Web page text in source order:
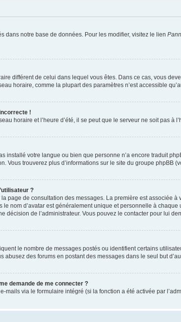
dans notre base de données. Pour les modifier, visitez le lien
différent de celui dans lequel vous êtes. Dans ce cas, vous
horaire, comme la plupart des paramètres n’est accessible
!
horaire et l’heure d’été, il se peut que le serveur ne soit pas à
installé votre langue ou bien que personne n’a encore traduit
Vous trouverez plus d’informations sur le site du groupe phpBB
?
la page de consultation des messages. La première est
nom d’avatar est généralement unique et personnelle à
décision de l’administrateur. Vous pouvez le contacter pour lui
le nombre de messages postés ou identifient certains
abusez des forums en postant des messages dans le seul but
demande de me connecter ?
mails via le formulaire intégré (si la fonction a été activée par